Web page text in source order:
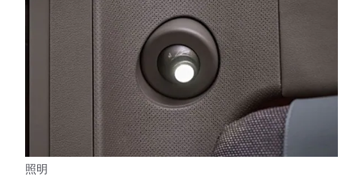
照明